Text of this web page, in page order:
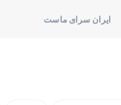
ایران سرای ماست